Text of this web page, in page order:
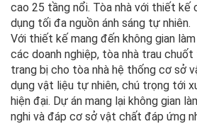
cao 25 tầng nổi. Tòa nhà với thiết kế
dụng tối đa nguồn ánh sáng tự nhiên.
Với thiết kế mang đến không gian
các doanh nghiệp, tòa nhà trau
trang bị cho tòa nhà hệ thống cơ sở
dụng vật liệu tự nhiên, chú trọng tới
hiện đại. Dự án mang lại không gian
nghi và đáp cơ sở vật chất đáp ứng